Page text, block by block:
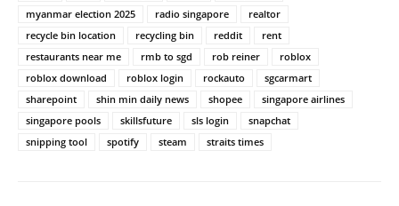
myanmar election 2025
radio singapore
realtor
recycle bin location
recycling bin reddit
rent
restaurants near me
rmb to sgd rob reiner
roblox
roblox download
roblox login rockauto
sgcarmart
sharepoint
shin min daily news shopee
singapore airlines
singapore pools
skillsfuture sls login
snapchat
snipping tool
spotify steam straits times